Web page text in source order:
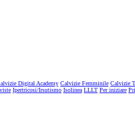
Digital Academy Calvizie Femminile Calvizie
Ipertricosi/Irsutismo Isolinea LLLT Per iniziare